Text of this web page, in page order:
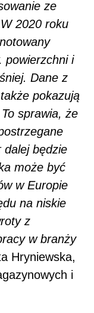
ze
2020 roku
powierzchni i
Dane z
pokazują
sprawia, że
dalej będzie
może być
w Europie
na niskie
z
w branży
Hryniewska,
i